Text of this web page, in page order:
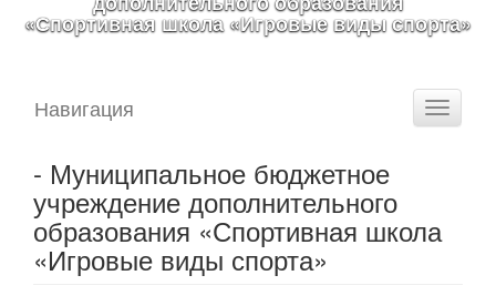
«Спортивная школа «Игровые виды спорта»
Toggle
Навигация
- Муниципальное бюджетное
учреждение дополнительного
образования «Спортивная школа
«Игровые виды спорта»